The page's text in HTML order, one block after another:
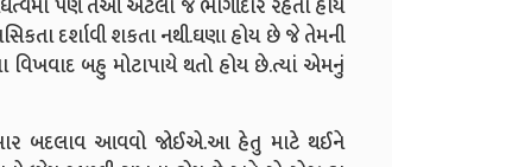
પણ તેઓ એટલા જ ભાગીદાર રહેતા હોય
દર્શાવી શકતા નથી.ઘણા હોય છે જે તેમની
બહુ મોટાપાયે થતો હોય છે.ત્યાં એમનું
બદલાવ આવવો જોઈએ.આ હેતુ માટે થઈને